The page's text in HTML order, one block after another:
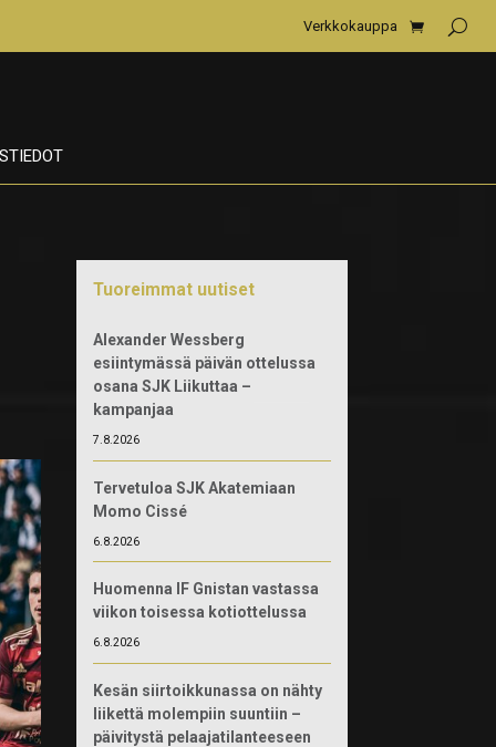
Verkkokauppa
Tuoreimmat uutiset
Alexander Wessberg
esiintymässä päivän ottelussa
osana SJK Liikuttaa –
kampanjaa
7.8.2026
Tervetuloa SJK Akatemiaan
Momo Cissé
6.8.2026
Huomenna IF Gnistan vastassa
viikon toisessa kotiottelussa
6.8.2026
Kesän siirtoikkunassa on nähty
liikettä molempiin suuntiin –
päivitystä pelaajatilanteeseen